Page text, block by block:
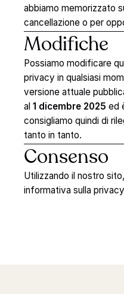
abbiamo memorizzato
cancellazione o per
Modifiche
Possiamo modificare
privacy in qualsiasi
versione attuale
al 1 dicembre 2025 ed
consigliamo quindi di
tanto in tanto.
Consenso
Utilizzando il nostro
informativa sulla